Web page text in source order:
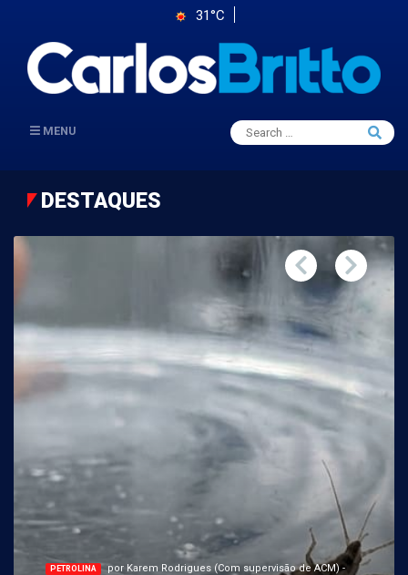
31°C
MENU
Search
for:
Search
DESTAQUES
PETROLINA
por Karem Rodrigues (Com supervisão de ACM) -